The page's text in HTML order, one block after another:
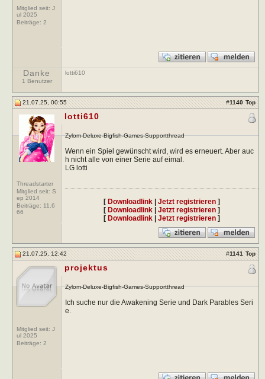
Mitglied seit: J
ul 2025
Beiträge: 2
Danke
1 Benutzer
lotti610
21.07.25, 00:55 #1140 Top
Threadstarter
Mitglied seit: S
ep 2014
Beiträge: 11.6
66
lotti610
Zylom-Deluxe-Bigfish-Games-Supportthread
Wenn ein Spiel gewünscht wird, wird es erneuert. Aber auc
h nicht alle von einer Serie auf eimal.
LG lotti
[ Downloadlink| Jetzt registrieren]
[ Downloadlink| Jetzt registrieren]
[ Downloadlink| Jetzt registrieren]
21.07.25, 12:42 #1141 Top
Mitglied seit: J
ul 2025
Beiträge: 2
projektus
Zylom-Deluxe-Bigfish-Games-Supportthread
Ich suche nur die Awakening Serie und Dark Parables Seri
e.